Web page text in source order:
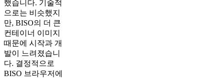
했습니다. 기술적
으로는 비슷했지
만, BISO의 더 큰
컨테이너 이미지
때문에 시작과 개
발이 느려졌습니
다. 결정적으로
BISO 브라우저에